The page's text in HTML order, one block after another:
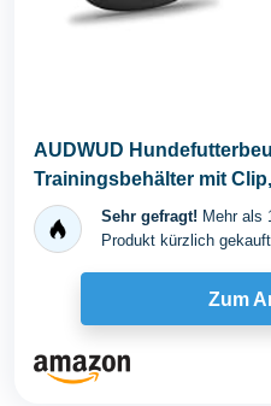
AUDWUD
Trainingsbehälter mit
Sehr gefragt! Mehr als
Produkt kürzlich
Zum